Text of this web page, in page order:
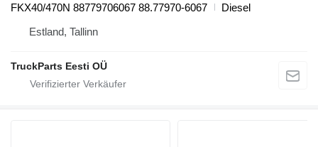
FKX40/470N 88779706067 88.77970-6067
Diesel
Estland, Tallinn
TruckParts Eesti OÜ